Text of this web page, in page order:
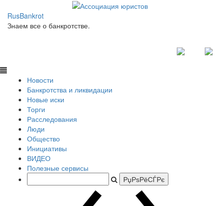
RusBankrot
Знаем все о банкротстве.
Новости
Банкротства и ликвидации
Новые иски
Торги
Расследования
Люди
Общество
Инициативы
ВИДЕО
Полезные сервисы